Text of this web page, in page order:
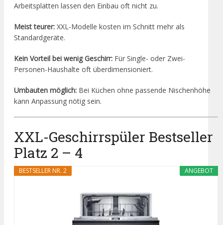
Arbeitsplatten lassen den Einbau oft nicht zu.
Meist teurer: XXL-Modelle kosten im Schnitt mehr als
Standardgeräte.
Kein Vorteil bei wenig Geschirr: Für Single- oder Zwei-
Personen-Haushalte oft überdimensioniert.
Umbauten möglich: Bei Küchen ohne passende Nischenhöhe
kann Anpassung nötig sein.
XXL-Geschirrspüler Bestseller
Platz 2 – 4
ANGEBOT
BESTSELLER NR. 2